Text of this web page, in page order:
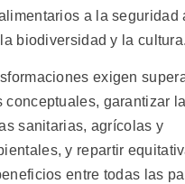
a la seguridad
biodiversidad y la cultura.
exigen
conceptuales, garantizar
sanitarias, agrícolas y
y repartir
entre todas las